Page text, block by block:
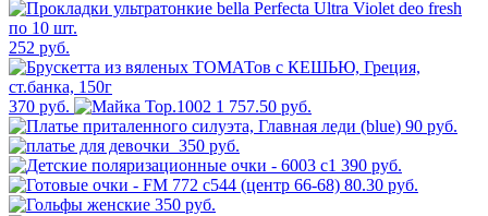
252 руб.
370 руб.
1 757.50 руб.
90 руб.
350 руб.
390 руб.
80.30 руб.
350 руб.